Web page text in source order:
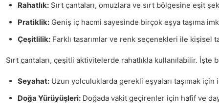
Rahatlık: Sırt çantaları, omuzlara ve sırt bölgesine eşit
Pratiklik: Geniş iç hacmi sayesinde birçok eşya taşıma
Çeşitlilik: Farklı tasarımlar ve renk seçenekleri ile kişisel
Sırt çantaları, çeşitli aktivitelerde rahatlıkla kullanılabilir. İşte
Seyahat: Uzun yolculuklarda gerekli eşyaları taşımak için
Doğa Yürüyüşleri: Doğada vakit geçirenler için hafif ve